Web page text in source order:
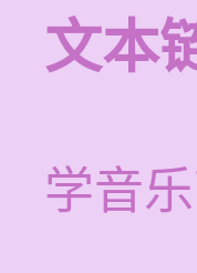
文本
学音